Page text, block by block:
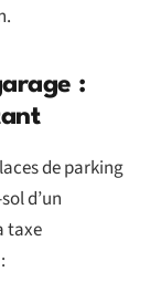
:
de parking
d’un
taxe